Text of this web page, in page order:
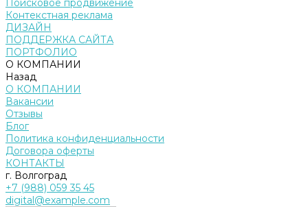
Поисковое продвижение
Контекстная реклама
ДИЗАЙН
ПОДДЕРЖКА САЙТА
ПОРТФОЛИО
О КОМПАНИИ
Назад
О КОМПАНИИ
Вакансии
Отзывы
Блог
Политика конфиденциальности
Договора оферты
КОНТАКТЫ
г. Волгоград
+7 (988) 059 35 45
digital@example.com